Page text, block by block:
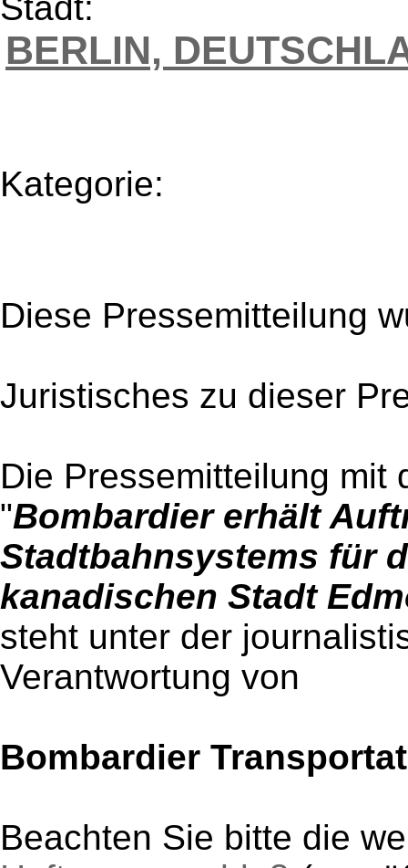
Stadt:
BERLIN,
Kategorie:
Diese Pressemitteilung
Juristisches zu dieser
Die Pressemitteilung mit
"Bombardier erhält
Stadtbahnsystems für
kanadischen Stadt
steht unter der
Verantwortung von
Bombardier
Beachten Sie bitte die